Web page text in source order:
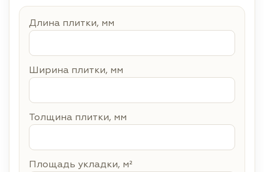
Длина плитки, мм
Ширина плитки, мм
Толщина плитки, мм
Площадь укладки, м²